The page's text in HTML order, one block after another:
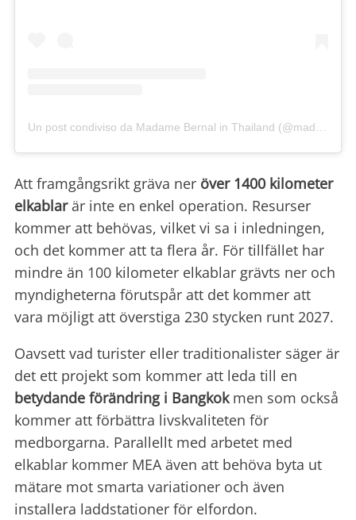
Att framgångsrikt gräva ner över 1400 kilometer
elkablarär inte en enkel operation. Resurser
kommer att behövas, vilket vi sa i inledningen,
och det kommer att ta flera år. För tillfället har
mindre än 100 kilometer elkablar grävts ner och
myndigheterna förutspår att det kommer att
vara möjligt att överstiga 230 stycken runt 2027.
Oavsett vad turister eller traditionalister säger är
det ett projekt som kommer att leda till en
betydande förändring i Bangkokmen som också
kommer att förbättra livskvaliteten för
medborgarna. Parallellt med arbetet med
elkablar kommer MEA även att behöva byta ut
mätare mot smarta variationer och även
installera laddstationer för elfordon.